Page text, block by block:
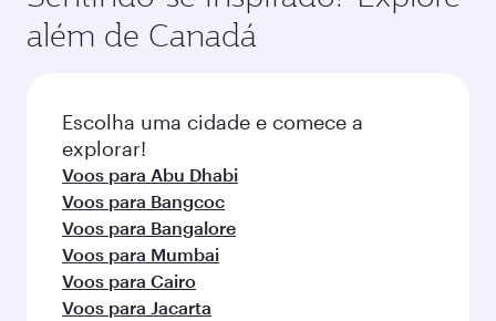
variar nos voos operados por nossos parceiros.
tarifas dependem da demanda sazonal,
popularidade da rota e disponibilidade das
além de Canadá
Escolha uma cidade e comece a
explorar!
Voos para Abu Dhabi
Voos para Bangcoc
Voos para Bangalore
Voos para Mumbai
Voos para Cairo
Voos para Jacarta